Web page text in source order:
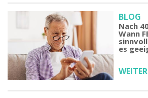
BLOG
Nach
Wann
es